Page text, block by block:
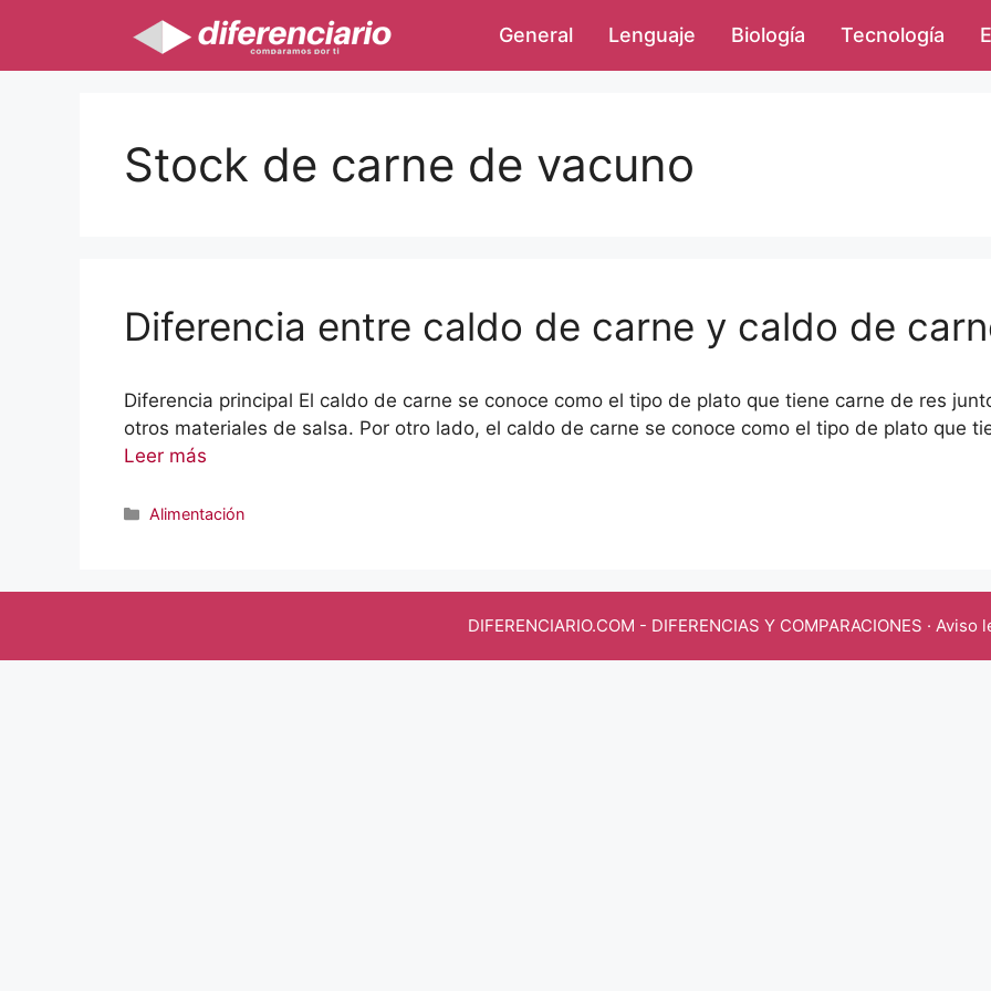
contenido
General Lenguaje Biología Tecnología
Stock de carne de vacuno
Diferencia entre caldo de carne y caldo de
Diferencia principal El caldo de carne se conoce como el tipo de plato que tiene carne de res
otros materiales de salsa. Por otro lado, el caldo de carne se conoce como el tipo de plato que
Leer más
Categorías
Alimentación
DIFERENCIARIO.COM - DIFERENCIAS Y COMPARACIONES · Aviso